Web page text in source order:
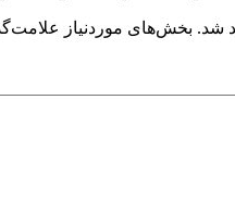
شد. بخش‌های موردنیاز